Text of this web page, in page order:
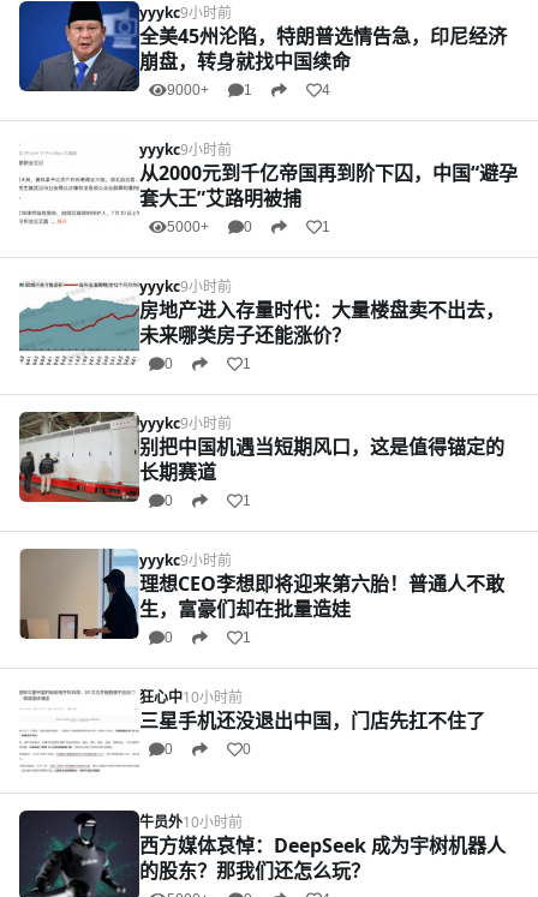
yyykc9小时前
全美45州沦陷，特朗普选情告急，印尼经济
崩盘，转身就找中国续命
9000+ 1 4
yyykc9小时前
从2000元到千亿帝国再到阶下囚，中国“避孕
套大王”艾路明被捕
5000+ 0 1
yyykc9小时前
房地产进入存量时代：大量楼盘卖不出去，
未来哪类房子还能涨价？
0 1
yyykc9小时前
别把中国机遇当短期风口，这是值得锚定的
长期赛道
0 1
yyykc9小时前
理想CEO李想即将迎来第六胎！普通人不敢
生，富豪们却在批量造娃
0 1
狂心中10小时前
三星手机还没退出中国，门店先扛不住了
0 0
牛员外10小时前
西方媒体哀悼：DeepSeek 成为宇树机器人
的股东？那我们还怎么玩？